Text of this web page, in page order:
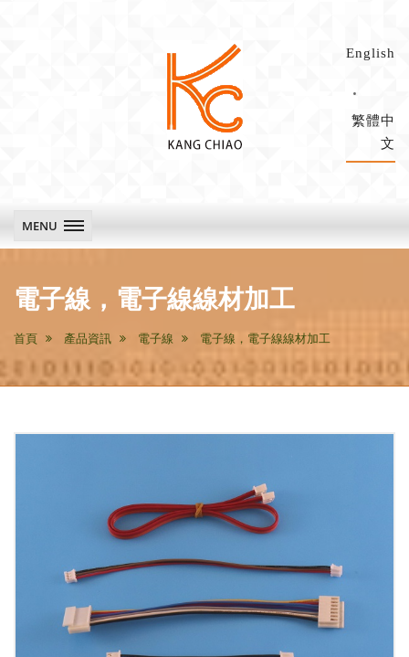
技
English
繁體中
文
MENU
main
電子線，電子線線材加工
首頁 產品資訊 電子線 電子線，電子線線材加工